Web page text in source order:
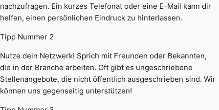
nachzufragen. Ein kurzes Telefonat oder eine E-Mail kann dir
helfen, einen persönlichen Eindruck zu hinterlassen.
Tipp Nummer 2
Nutze dein Netzwerk! Sprich mit Freunden oder Bekannten,
die in der Branche arbeiten. Oft gibt es ungeschriebene
Stellenangebote, die nicht öffentlich ausgeschrieben sind. Wir
können uns gegenseitig unterstützen!